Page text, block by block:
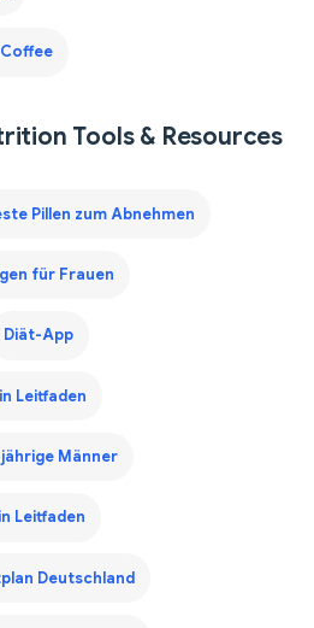
Tools & Resources
Pillen zum Abnehmen
für Frauen
Diät-App
Leitfaden
Männer
Leitfaden
Deutschland